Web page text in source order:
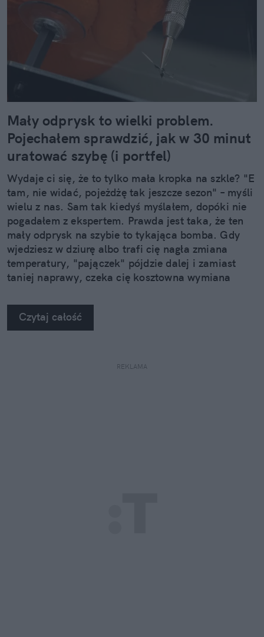
Mały odprysk to wielki problem.
Pojechałem sprawdzić, jak w 30 minut
uratować szybę (i portfel)
Wydaje ci się, że to tylko mała kropka na szkle? "E
tam, nie widać, pojeżdżę tak jeszcze sezon" – myśli
wielu z nas. Sam tak kiedyś myślałem, dopóki nie
pogadałem z ekspertem. Prawda jest taka, że ten
mały odprysk na szybie to tykająca bomba. Gdy
wjedziesz w dziurę albo trafi cię nagła zmiana
temperatury, "pajączek" pójdzie dalej i zamiast
taniej naprawy, czeka cię kosztowna wymiana
na własne oczy zobaczyć, jak profesjonaliści radzą
sobie z takimi uszkodzeniami.
Czytaj całość
REKLAMA